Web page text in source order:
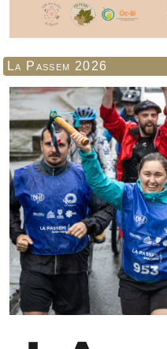
La Passem 2026